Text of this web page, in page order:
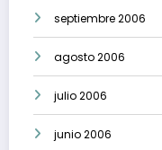
septiembre 2006
agosto 2006
julio 2006
junio 2006